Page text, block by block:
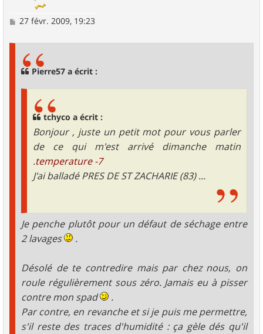
M
27 févr. 2009, 19:23
Pierre57 a écrit :
tchyco a écrit :
Bonjour , juste un petit mot pour vous parler
de ce qui m'est arrivé dimanche matin
.temperature -7
J'ai balladé PRES DE ST ZACHARIE (83) ...
Je penche plutôt pour un défaut de séchage entre
2 lavages
.
Désolé de te contredire mais par chez nous, on
roule régulièrement sous zéro. Jamais eu à pisser
contre mon spad
.
Par contre, en revanche et si je puis me permettre,
s'il reste des traces d'humidité : ça gèle dés qu'il